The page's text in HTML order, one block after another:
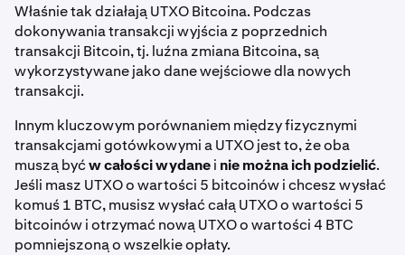
Właśnie tak działają UTXO Bitcoina. Podczas
dokonywania transakcji wyjścia z poprzednich
transakcji Bitcoin, tj. luźna zmiana Bitcoina, są
wykorzystywane jako dane wejściowe dla nowych
transakcji.
Innym kluczowym porównaniem między fizycznymi
transakcjami gotówkowymi a UTXO jest to, że oba
muszą byćw całości wydanei nie można ich podzielić.
Jeśli masz UTXO o wartości 5 bitcoinów i chcesz wysłać
komuś 1 BTC, musisz wysłać całą UTXO o wartości 5
bitcoinów i otrzymać nową UTXO o wartości 4 BTC
pomniejszoną o wszelkie opłaty.